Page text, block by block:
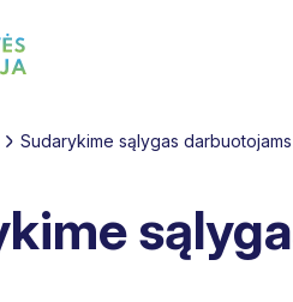
Sudarykime sąlygas